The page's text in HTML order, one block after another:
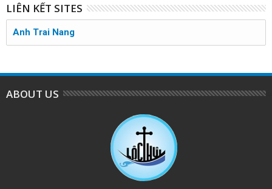
LIÊN KẾT SITES
Anh Trai Nang
ABOUT US